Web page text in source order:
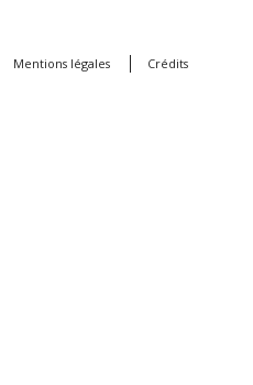
Mentions légales Crédits